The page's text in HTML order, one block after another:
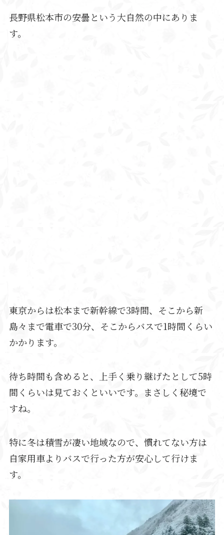
長野県松本市の安曇という大自然の中にありま
す。
東京からは松本まで新幹線で3時間、そこから新
島々まで電車で30分、そこからバスで1時間くらい
かかります。
待ち時間も含めると、上手く乗り継げたとして5時
間くらいは見ておくといいです。まさしく秘境で
すね。
特に冬は積雪が凄い地域なので、慣れてない方は
自家用車よりバスで行った方が安心して行けま
す。